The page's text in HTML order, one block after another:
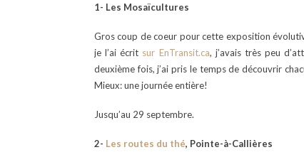
1- Les Mosaïcultures
Gros coup de coeur pour cette exposition
je l’ai écrit sur EnTransit.ca, j’avais très peu
deuxième fois, j’ai pris le temps de découvrir
Mieux: une journée entière!
Jusqu’au 29 septembre.
2- Les routes du thé, Pointe-à-Callières